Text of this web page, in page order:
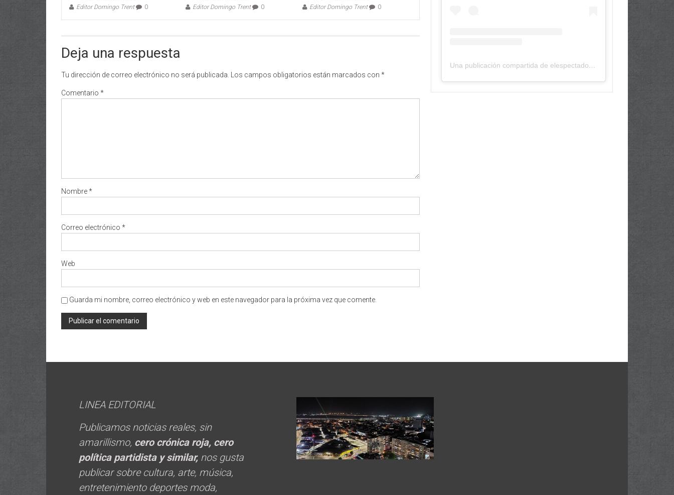
Editor Domingo Trent
0
Editor Domingo Trent
0
Editor Domingo Trent
0
Deja una respuesta
Tu dirección de correo electrónico no será publicada. Los campos obligatorios están marcados con *
Comentario *
Nombre*
Correo electrónico *
Web
Guarda mi nombre, correo electrónico y web en este navegador para la próxima vez que comente.
Una publicación compartida de elespectadordepanama (@elespectadordepanama)
LINEA EDITORIAL
Publicamos noticias reales, sin
amarillismo, cero crónica roja, cero
política partidista y similar, nos gusta
publicar sobre cultura, arte, música,
entretenimiento deportes moda,